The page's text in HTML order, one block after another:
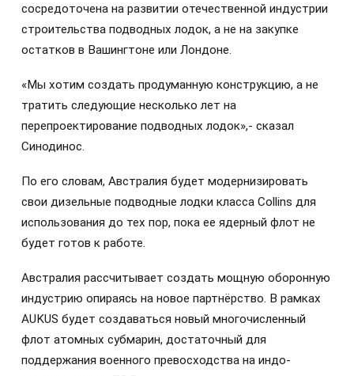
сосредоточена на развитии отечественной индустрии
строительства подводных лодок, а не на закупке
остатков в Вашингтоне или Лондоне.
«Мы хотим создать продуманную конструкцию, а не
тратить следующие несколько лет на
перепроектирование подводных лодок»,- сказал
Синодинос.
По его словам, Австралия будет модернизировать
свои дизельные подводные лодки класса Collins для
использования до тех пор, пока ее ядерный флот не
будет готов к работе.
Австралия рассчитывает создать мощную оборонную
индустрию опираясь на новое партнёрство. В рамках
AUKUS будет создаваться новый многочисленный
флот атомных субмарин, достаточный для
поддержания военного превосходства на индо-